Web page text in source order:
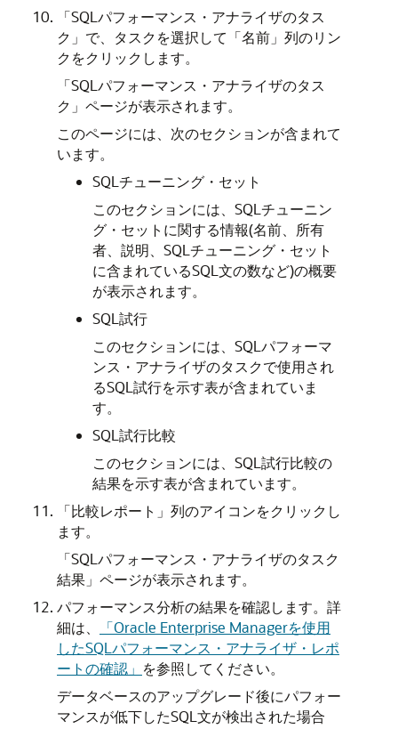
「SQLパフォーマンス・アナライザのタス
ク」で、タスクを選択して「名前」列のリン
クをクリックします。
「SQLパフォーマンス・アナライザのタス
ク」ページが表示されます。
このページには、次のセクションが含まれて
います。
SQLチューニング・セット
このセクションには、SQLチューニン
グ・セットに関する情報(名前、所有
者、説明、SQLチューニング・セット
に含まれているSQL文の数など)の概要
が表示されます。
SQL試行
このセクションには、SQLパフォーマ
ンス・アナライザのタスクで使用され
るSQL試行を示す表が含まれていま
す。
SQL試行比較
このセクションには、SQL試行比較の
結果を示す表が含まれています。
「比較レポート」列のアイコンをクリックし
ます。
「SQLパフォーマンス・アナライザのタスク
結果」ページが表示されます。
パフォーマンス分析の結果を確認します。詳
細は、
「Oracle Enterprise Managerを使用
したSQLパフォーマンス・アナライザ・レポ
ートの確認」 を参照してください。
データベースのアップグレード後にパフォー
マンスが低下したSQL文が検出された場合